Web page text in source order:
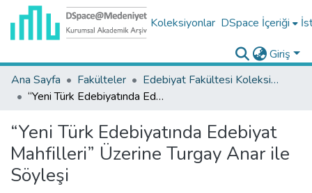
Koleksiyonlar DSpace İçeriği
Giriş
Ana Sayfa
Fakülteler
Edebiyat Fakültesi Koleksiyonu
“Yeni Türk Edebiyatında Edebiyat Mahfilleri” Üzerine Turgay Anar ile Söyleşi
“Yeni Türk Edebiyatında Edebiyat
Mahfilleri” Üzerine Turgay Anar ile
Söyleşi